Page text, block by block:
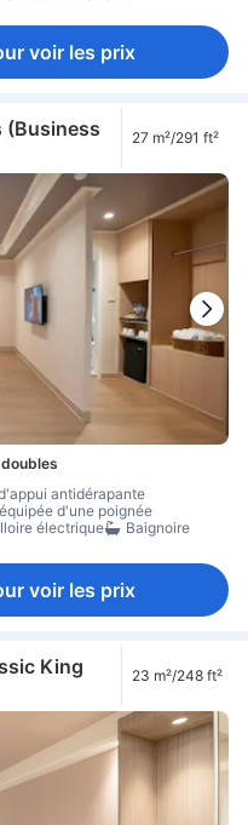
voir les prix
(Business
27 m²/291 ft²
antidérapante
d'une poignée
électrique
Baignoire
voir les prix
King
23 m²/248 ft²